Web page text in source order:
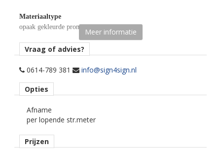
Materiaaltype
opaak gekleurde promotionele snijfolie.
Kenmerk belijming
permanent, transparant, water gebaseerd.
vlak.
Dikte
75 mu.
Kleefkracht (N/1000 mm)
Meer informatie
Vraag of advies?
0614-789 381 info@sign4sign.nl
Opties
Afname
per lopende str.meter
Prijzen